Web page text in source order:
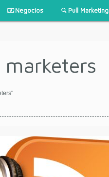
Negocios Pull Marketing